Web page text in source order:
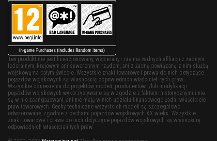
Ten produkt nie jest licencjonowany, wspierany i nie ma żadnych afiliacji z żadnym
federalnym, krajowym ani suwerennym rządem, ani z żadną powiązaną z nim służbą
wojskową na całym świecie. Wszystkie znaki towarowe i prawa do nich dotyczące
pojazdów wojskowych są własnością odpowiednich właścicieli tych praw.
Wszystkie odniesienia do projektów, modeli, producentów i/lub modyfikacji
pojazdów wojskowych wykorzystywane są w zgodzie z faktami historycznymi i nie
są w nie zaangażowani, ani nie mają w nich udziału finansowego żadni właściciele
praw towarowych. Cechy techniczne wszystkich modeli są szczegółowo
odwzorowane, zgodnie z cechami pojazdów wojskowych XX wieku. Wszystkie
znaki towarowe i prawa do nich dotyczące pojazdów wojskowych są własnością
odpowiednich właścicieli tych praw.